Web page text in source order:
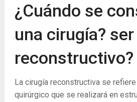
¿Cuándo se
una cirugía? ser
reconstructivo?
La cirugía reconstructiva se
quirúrgico que se realizará en